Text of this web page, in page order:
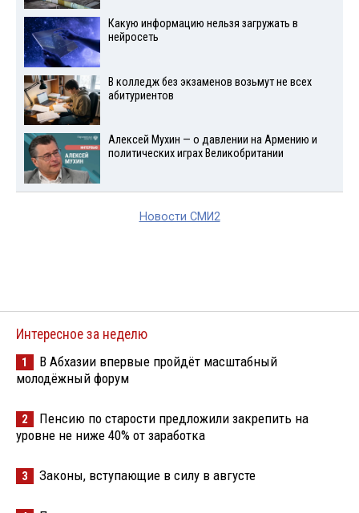
Какую информацию нельзя загружать в
нейросеть
В колледж без экзаменов возьмут не всех
абитуриентов
Алексей Мухин — о давлении на Армению и
политических играх Великобритании
Новости СМИ2
Интересное за неделю
1
В Абхазии впервые пройдёт масштабный
молодёжный форум
2
Пенсию по старости предложили закрепить на
уровне не ниже 40% от заработка
3 Законы, вступающие в силу в августе